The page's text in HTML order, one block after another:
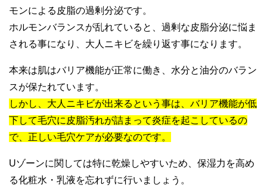
モンによる皮脂の過剰分泌です。
ホルモンバランスが乱れていると、過剰な皮脂分泌に悩ま
される事になり、大人ニキビを繰り返す事になります。
本来は肌はバリア機能が正常に働き、水分と油分のバラン
スが保たれています。
しかし、大人ニキビが出来るという事は、バリア機能が低
下して毛穴に皮脂汚れが詰まって炎症を起こしているの
で、正しい毛穴ケアが必要なのです。
Uゾーンに関しては特に乾燥しやすいため、保湿力を高め
る化粧水・乳液を忘れずに行いましょう。